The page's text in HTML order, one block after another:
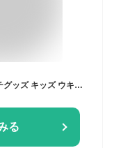
浮き輪 60cm ハッピーサマーガール 【 ビーチグッズ キッズ ウキワ 51cm～70cm 水遊び用品 浮輪 子ども用 浮き輪 子供 子供用 水物 プール用品 うきわ こども用 海水浴 】
る